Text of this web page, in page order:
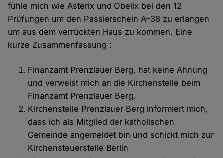
fühle mich wie Asterix und Obelix bei den 12
Prüfungen um den Passierschein A–38 zu erlangen
um aus dem verrückten Haus zu kommen. Eine
kurze Zusammenfassung :
Finanzamt Prenzlauer Berg, hat keine Ahnung
und verweist mich an die Kirchenstelle beim
Finanzamt Prenzlauer Berg.
Kirchenstelle Prenzlauer Berg informiert mich,
dass ich als Mitglied der katholischen
Gemeinde angemeldet bin und schickt mich zur
Kirchensteuerstelle Berlin